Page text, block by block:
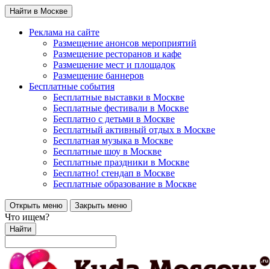
Найти в Москве
Реклама на сайте
Размещение анонсов мероприятий
Размещение ресторанов и кафе
Размещение мест и площадок
Размещение баннеров
Бесплатные события
Бесплатные выставки в Москве
Бесплатные фестивали в Москве
Бесплатно с детьми в Москве
Бесплатный активный отдых в Москве
Бесплатная музыка в Москве
Бесплатные шоу в Москве
Бесплатные праздники в Москве
Бесплатно! стендап в Москве
Бесплатные образование в Москве
Открыть меню Закрыть меню
Что ищем?
Найти